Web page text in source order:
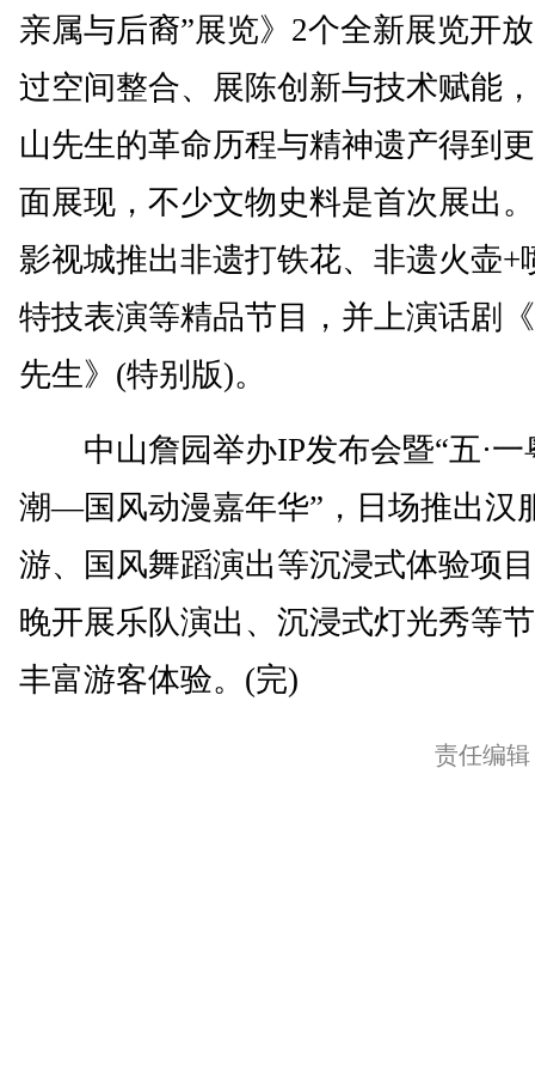
亲属与后裔”展览》2个全新展览开
过空间整合、展陈创新与技术赋能
山先生的革命历程与精神遗产得到
面展现，不少文物史料是首次展出
影视城推出非遗打铁花、非遗火壶+
特技表演等精品节目，并上演话剧
先生》(特别版)。
中山詹园举办IP发布会暨“五·一
潮—国风动漫嘉年华”，日场推出汉
游、国风舞蹈演出等沉浸式体验项
晚开展乐队演出、沉浸式灯光秀等
丰富游客体验。(完)
责任编